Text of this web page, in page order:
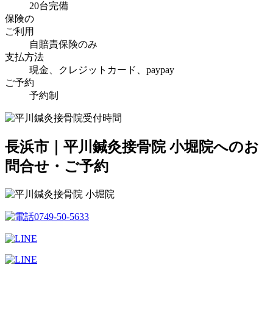
20台完備
保険の
ご利用
自賠責保険のみ
支払方法
現金、クレジットカード、paypay
ご予約
予約制
長浜市｜平川鍼灸接骨院 小堀院へのお
問合せ・ご予約